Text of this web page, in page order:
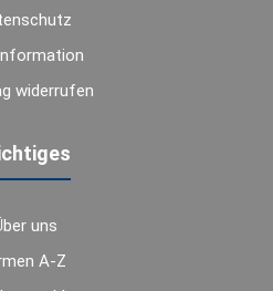
widerrufen
uns
A-Z